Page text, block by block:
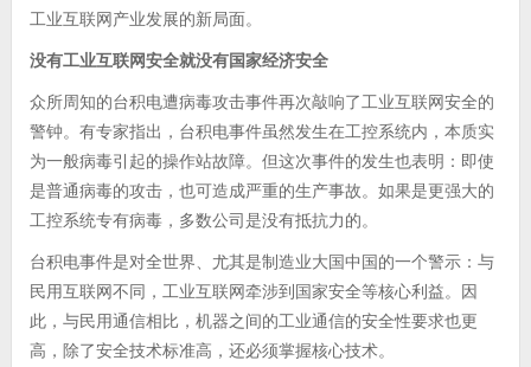
工业互联网产业发展的新局面。
没有工业互联网安全就没有国家经济安全
众所周知的台积电遭病毒攻击事件再次敲响了工业互联网安全的
警钟。有专家指出，台积电事件虽然发生在工控系统内，本质实
为一般病毒引起的操作站故障。但这次事件的发生也表明：即使
是普通病毒的攻击，也可造成严重的生产事故。如果是更强大的
工控系统专有病毒，多数公司是没有抵抗力的。
台积电事件是对全世界、尤其是制造业大国中国的一个警示：与
民用互联网不同，工业互联网牵涉到国家安全等核心利益。因
此，与民用通信相比，机器之间的工业通信的安全性要求也更
高，除了安全技术标准高，还必须掌握核心技术。